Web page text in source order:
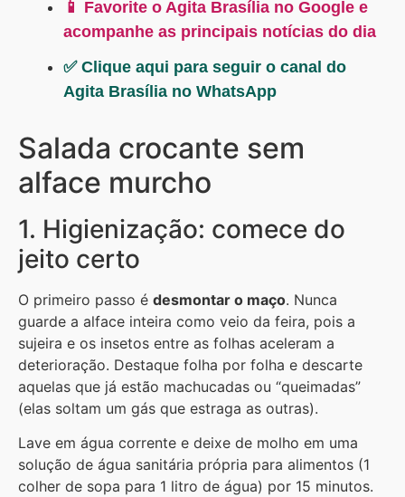
📱 Favorite o Agita Brasília no Google e
acompanhe as principais notícias do dia
✅ Clique aqui para seguir o canal do
Agita Brasília no WhatsApp
Salada crocante sem
alface murcho
1. Higienização: comece do
jeito certo
O primeiro passo é desmontar o maço. Nunca
guarde a alface inteira como veio da feira, pois a
sujeira e os insetos entre as folhas aceleram a
deterioração. Destaque folha por folha e descarte
aquelas que já estão machucadas ou “queimadas”
(elas soltam um gás que estraga as outras).
Lave em água corrente e deixe de molho em uma
solução de água sanitária própria para alimentos (1
colher de sopa para 1 litro de água) por 15 minutos.